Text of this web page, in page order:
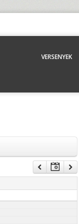
VERSENYEK